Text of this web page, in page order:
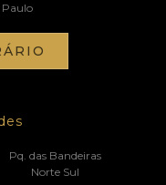
Paulo
Pq. das Bandeiras
Norte Sul